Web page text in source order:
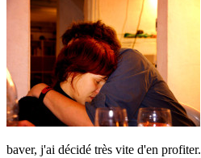
baver, j'ai décidé très vite d'en profiter.